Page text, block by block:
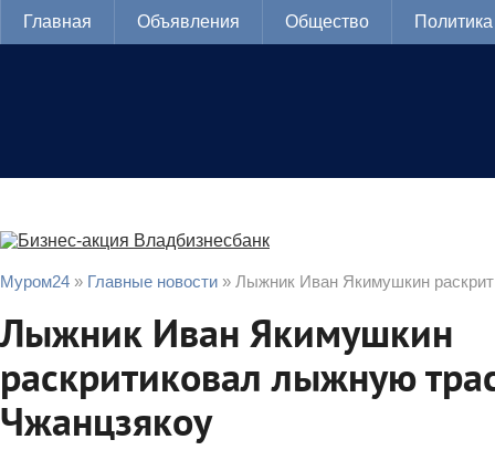
Главная Объявления Общество Политика
Муром24 » Главные новости » Лыжник Иван Якимушкин
Лыжник Иван Якимушкин
раскритиковал лыжную
Чжанцзякоу